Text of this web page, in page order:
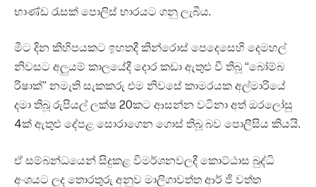
භාණ්ඩ රැසක් පොලිස් භාරයට ගනු ලැබීය.
මීට දින කිහිපයකට ඉහතදී කින්රොස් පෙදෙසෙහි දෙමහල්
නිවසට අලුයම් කාලයේදී දොර කඩා ඇතුළු වී තිබූ “බෝම්බ
රිෂාක්” නමැති සැකකරු එම නිවසේ කාමරයක අල්මාරියේ
දමා තිබූ රුපියල් ලක්ෂ 20කට ආසන්න වටිනා අත් ඔරලෝසු
4ක් ඇතුළු දේපළ සොරාගෙන ගොස් තිබූ බව පොලීසිය කියයි.
ඒ සම්බන්ධයෙන් සිදුකළ විමර්ශනවලදී කොට්ඨාස බුද්ධි
අංශයට ලද තොරතුරු අනුව මාලිගාවත්ත ආර් ජි වත්ත